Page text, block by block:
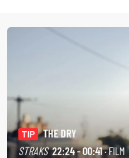
TIP
THE DRY
STRAKS 22:24 - 00:41· FILM